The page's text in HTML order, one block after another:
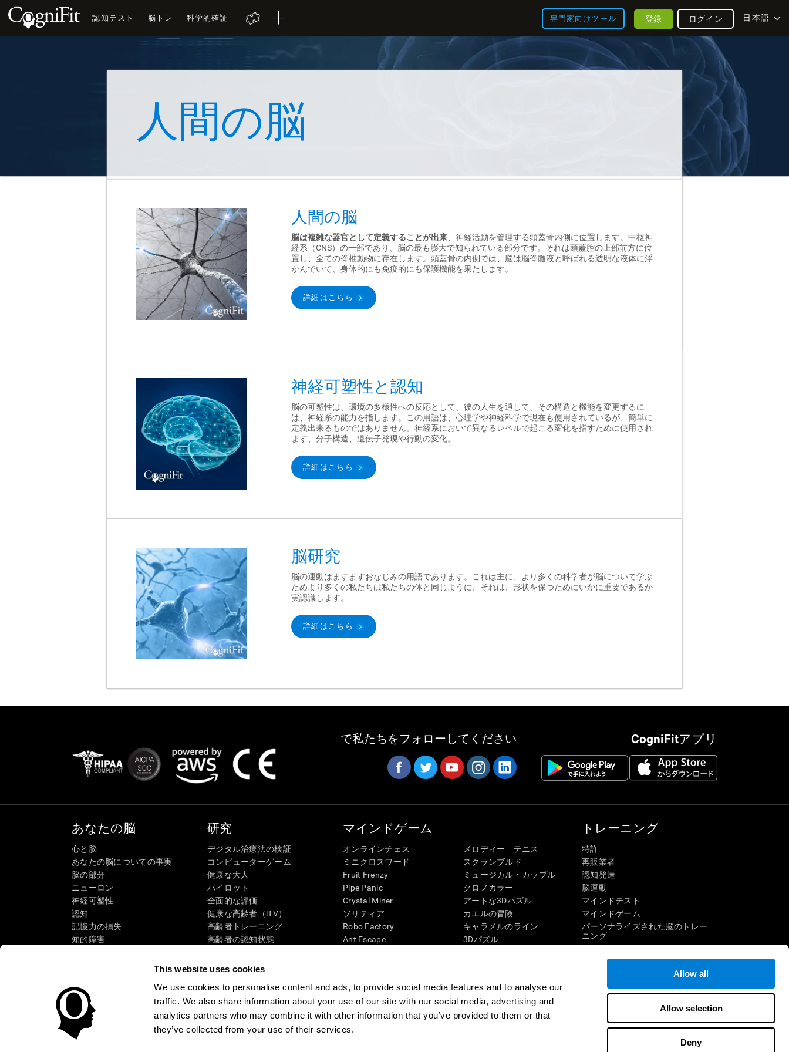
This website uses cookies
We use cookies to personalise content and ads, to provide social media features and to analyse our
traffic. We also share information about your use of our site with our social media, advertising and
analytics partners who may combine it with other information that you’ve provided to them or that
they’ve collected from your use of their services.
Allow all
Allow selection
Deny
認知テスト 脳トレ 科学的確証 専門家向けツール 日本語
ログイン
登録
人間の脳
人間の脳
脳は複雑な器官として定義することが出来 、神経活動を管理する頭蓋骨内側に位置します。中枢神
経系（CNS）の一部であり、脳の最も膨大で知られている部分です。それは頭蓋腔の上部前方に位
置し、全ての脊椎動物に存在します。頭蓋骨の内側では、脳は脳脊髄液と呼ばれる透明な液体に浮
かんでいて、身体的にも免疫的にも保護機能を果たします。
詳細はこちら
神経可塑性と認知
脳の可塑性は、環境の多様性への反応として、彼の人生を通して、その構造と機能を変更するに
は、神経系の能力を指します。この用語は、心理学や神経科学で現在も使用されているが、簡単に
定義出来るものではありません。神経系において異なるレベルで起こる変化を指すために使用され
ます、分子構造、遺伝子発現や行動の変化。
詳細はこちら
脳研究
脳の運動はますますおなじみの用語であります。これは主に、より多くの科学者が脳について学ぶ
ためより多くの私たちは私たちの体と同じように、それは、形状を保つためにいかに重要であるか
実認識します。
詳細はこちら
CogniFitアプリ
で私たちをフォローしてください
あなたの脳
心と脳
あなたの脳についての事実
脳の部分
ニューロン
神経可塑性
認知
記憶力の損失
知的障害
注意
研究
デジタル治療法の検証
コンピューターゲーム
健康な大人
パイロット
全面的な評価
健康な高齢者（iTV）
高齢者トレーニング
高齢者の認知状態
タクソノミーSG4D
マインドゲーム
オンラインチェス
ミニクロスワード
Fruit Frenzy
Pipe Panic
Crystal Miner
ソリティア
Robo Factory
Ant Escape
マッチイット
数学カオス
マーブルラン
メロディー テニス
スクランブルド
ミュージカル・カップル
クロノカラー
アートな3Dパズル
カエルの冒険
キャラメルのライン
3Dパズル
ボードゲーム
記憶力用オンラインゲーム
マインドゲーム
トレーニング
特許
再販業者
認知発達
脳運動
マインドテスト
マインドゲーム
パーソナライズされた脳のトレー
ニング
楽しい数学ゲーム
才能ある子供たち